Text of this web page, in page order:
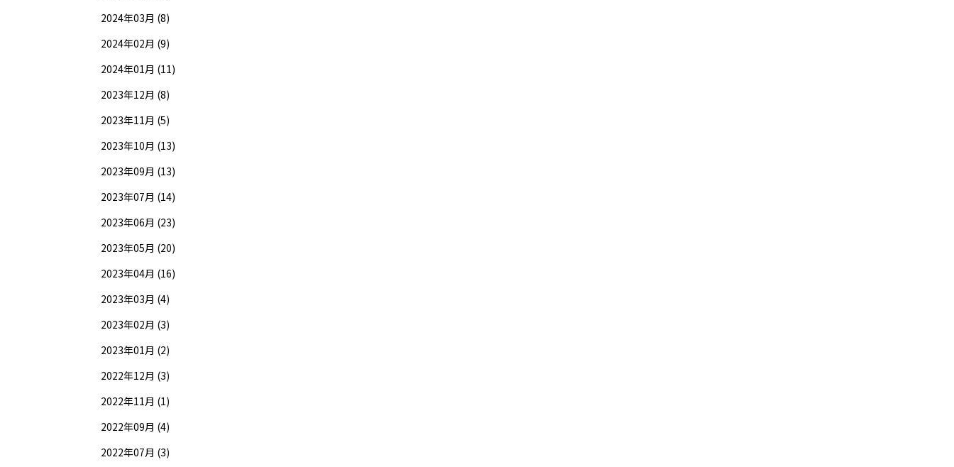
2024年03月 (8)
2024年02月 (9)
2024年01月 (11)
2023年12月 (8)
2023年11月 (5)
2023年10月 (13)
2023年09月 (13)
2023年07月 (14)
2023年06月 (23)
2023年05月 (20)
2023年04月 (16)
2023年03月 (4)
2023年02月 (3)
2023年01月 (2)
2022年12月 (3)
2022年11月 (1)
2022年09月 (4)
2022年07月 (3)